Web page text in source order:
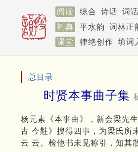
阅读 综合 诗话 词话
韵典
平水韵 词林正
课堂
律绝创作 填词
总目录
时贤本事曲子集
杨元素《本事曲》，新会梁先
古 今黈》搜得四事，为梁氏所
云 云。检他书未见称引，知其